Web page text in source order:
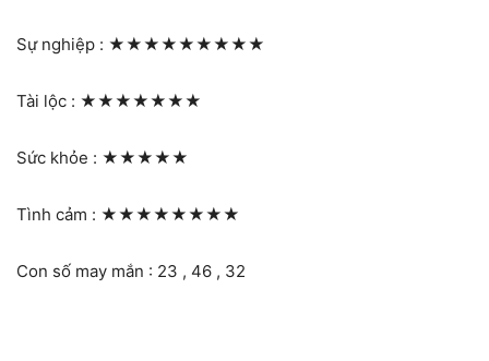
Sự nghiệp : ★★★★★★★★★
Tài lộc : ★★★★★★★
Sức khỏe : ★★★★★
Tình cảm : ★★★★★★★★
Con số may mắn : 23 , 46 , 32